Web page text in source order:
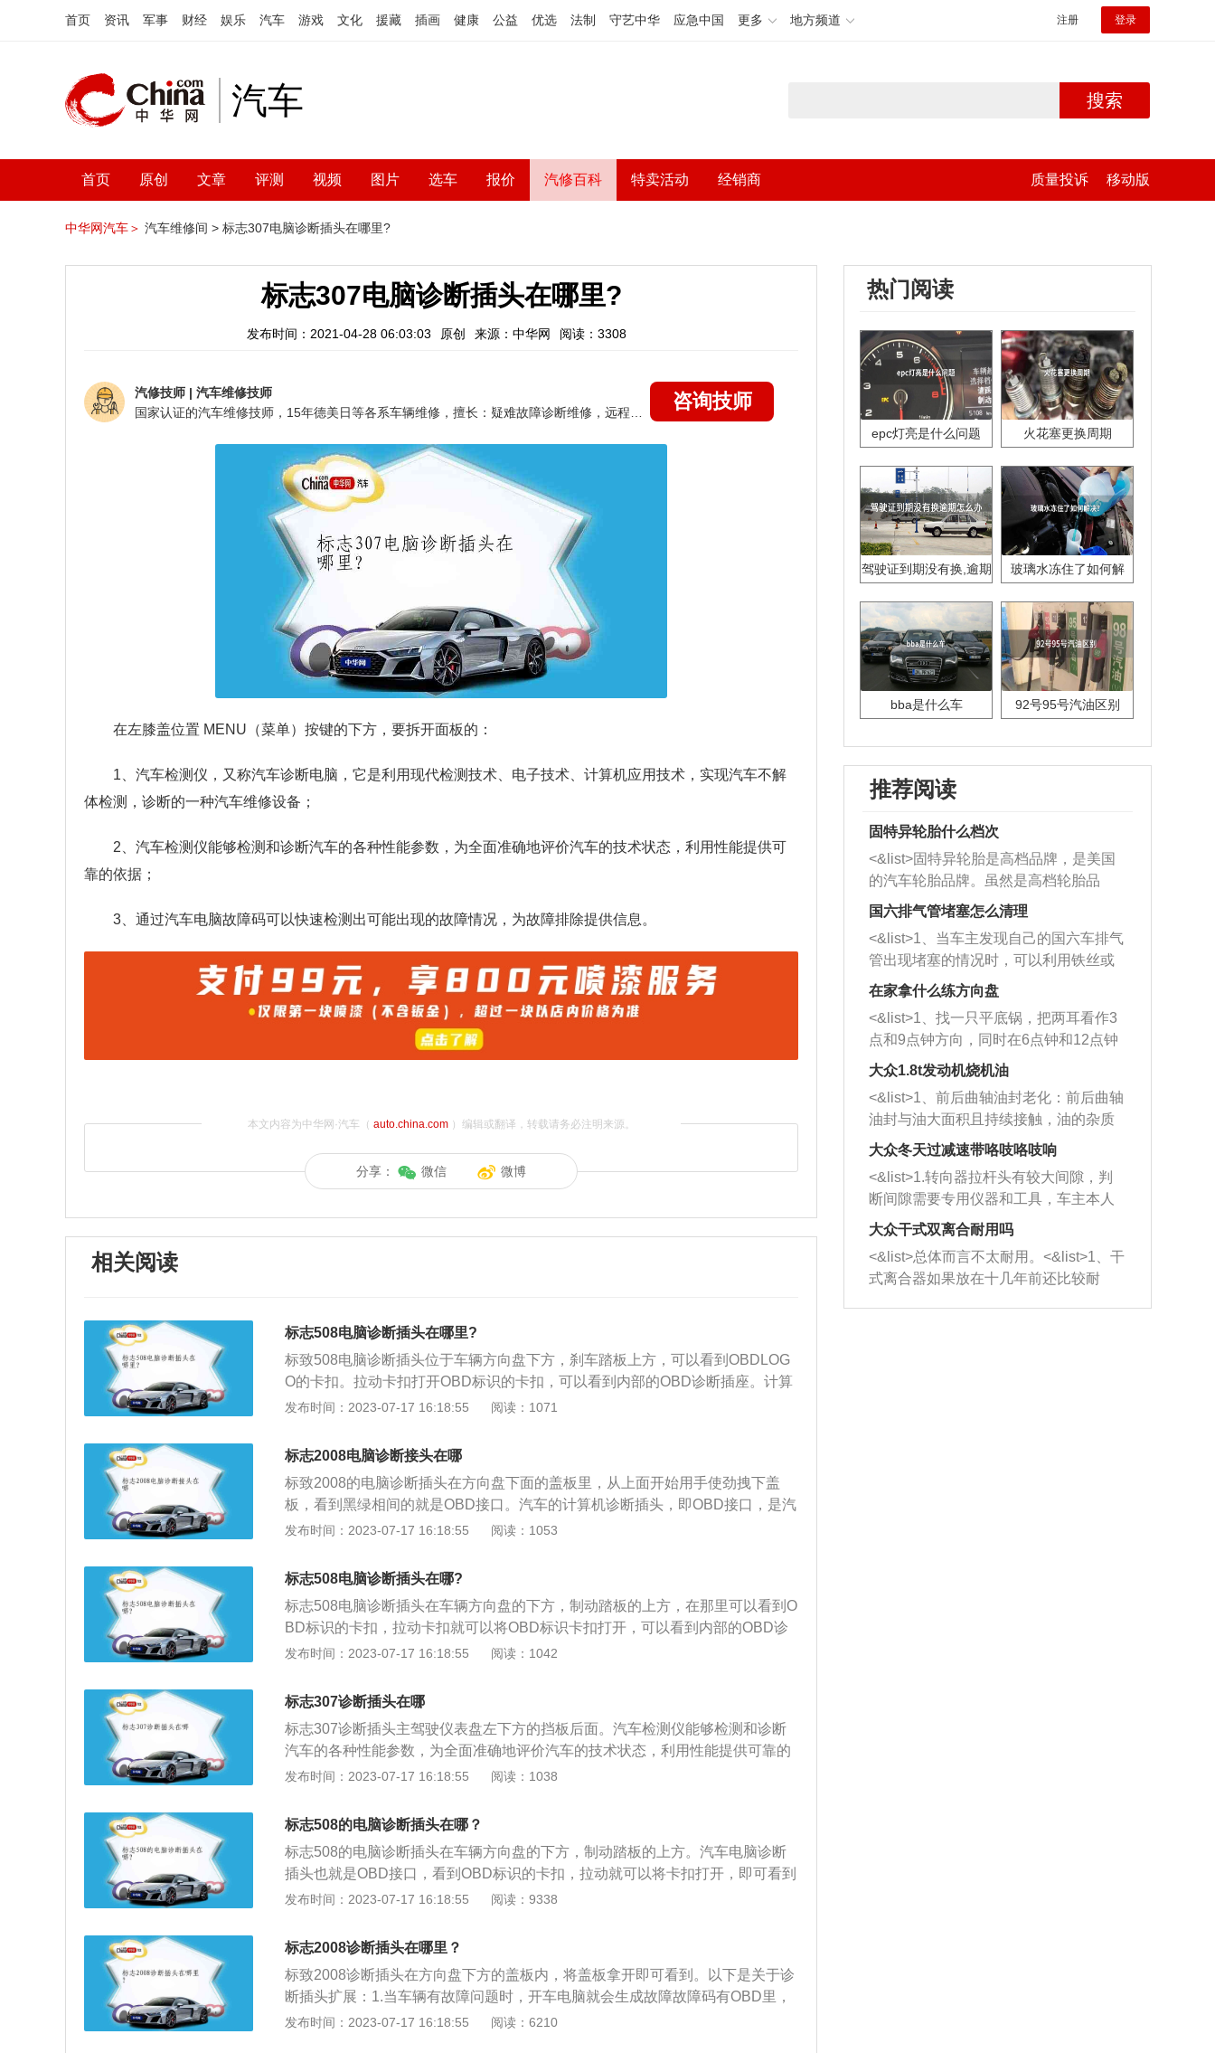
首页 资讯 军事 财经 娱乐 汽车 游戏 文化 援藏 插画 健康 公益 优选 法制 守艺中华 应急中国 更多 地方频道 注册 登录
汽车 搜索
首页 原创 文章 评测 视频 图片 选车 报价 汽修百科 特卖活动 经销商 质量投诉 移动版
中华网汽车＞ 汽车维修间 > 标志307电脑诊断插头在哪里?
标志307电脑诊断插头在哪里?
发布时间：2021-04-28 06:03:03 原创 来源：中华网 阅读：3308
汽修技师 | 汽车维修技师
咨询技师
在左膝盖位置 MENU（菜单）按键的下方，要拆开面板的：
1、汽车检测仪，又称汽车诊断电脑，它是利用现代检测技术、电子技术、计算机应用技术，实现汽车不解
体检测，诊断的一种汽车维修设备；
2、汽车检测仪能够检测和诊断汽车的各种性能参数，为全面准确地评价汽车的技术状态，利用性能提供可
靠的依据；
3、通过汽车电脑故障码可以快速检测出可能出现的故障情况，为故障排除提供信息。
本文内容为中华网·汽车（ auto.china.com）编辑或翻译，转载请务必注明来源。
分享： 微信 微博
相关阅读
标志508电脑诊断插头在哪里?
标致508电脑诊断插头位于车辆方向盘下方，刹车踏板上方，可以看到OBDLOG
O的卡扣。拉动卡扣打开OBD标识的卡扣，可以看到内部的OBD诊断插座。计算
机诊断插头也称为OBD接口。OBD是车载诊断的英文缩写，中文翻译为车载自动
标会立即发出警告。OBD装置监测许多系统和部件，包括发动机、催化转化器、
微粒捕集器、氧传感器、排放控制系统、燃油系统、EGR等。OBD通过各种与排
放相关的部件信息与电子控制单元相连。电子控制单元具有检测和分析排放相关
故障的功能。当发生排放故障时，电子控制单元记录故障信息和相关代码，并通
过故障灯发出警告，通知驾驶员。通过标准数据接口，电子控制单元确保故障信
发布时间：2023-07-17 16:18:55 阅读：1071
标志2008电脑诊断接头在哪
标致2008的电脑诊断插头在方向盘下面的盖板里，从上面开始用手使劲拽下盖
板，看到黑绿相间的就是OBD接口。汽车的计算机诊断插头，即OBD接口，是汽
车的自诊断系统。当汽车发生故障时，驾驶计算机会生成故障代码并将其存储在
是利用主板中BIOS内部自检程序的检测结果，通过代码—一显示出来，结合本书
的代码含义速查表就能很快地知道电脑故障所在。一般情况下，OBD接口也可以
作为电源，为车内其他电子设备供电，如导航、行车记录仪等。但需要注意的
是，电子设备不使用时，必须从OBD接口拔出，防止汽车电池掉电。
发布时间：2023-07-17 16:18:55 阅读：1053
标志508电脑诊断插头在哪?
标志508电脑诊断插头在车辆方向盘的下方，制动踏板的上方，在那里可以看到O
BD标识的卡扣，拉动卡扣就可以将OBD标识卡扣打开，可以看到内部的OBD诊
断插座。汽车电脑诊断插头也就是OBD接口，OBD是英文On-BoardDiagnostics
监控汽车是否尾气超标，一旦超标，会马上发出警示。OBD装置监测多个系统和
部件，包括发动机、催化转化器、颗粒捕集器、氧传感器、排放控制系统、燃油
系统、EGR等。OBD是通过各种与排放有关的部件信息，联接到电控单元（EC
U），ECU具备检测和分析与排放相关故障的功能。当出现排放故障时，ECU记
录故障信息和相关代码，并通过故障灯发出警告，告知驾驶员。ECU通过标准数
发布时间：2023-07-17 16:18:55 阅读：1042
标志307诊断插头在哪
标志307诊断插头主驾驶仪表盘左下方的挡板后面。汽车检测仪能够检测和诊断
汽车的各种性能参数，为全面准确地评价汽车的技术状态，利用性能提供可靠的
依据，通过汽车电脑故障码可以快速检测出可能出现的故障情况，为故障排除提
的。obd接口可以连接诊断电脑，当车辆出来某些故障问题时技师可以用诊断电
脑连接车辆的obd接口，这样子可以读取故障问题码。注意事项：查看制动系统
的磨损程度：高速路遇突发情况时，需要紧急制动，这对刹车系统的磨损是相当
严重的。乡间土路中行驶时，如刹车盘与刹车片之间夹杂有沙石等坚硬物质，在
采取制动时也会对刹车系统造成较大损耗。制动系统的保养主要是查看刹车有无
刹车的灵敏度不够，则需要及时调整。刹车片如果磨损过度，则要更换。
发布时间：2023-07-17 16:18:55 阅读：1038
标志508的电脑诊断插头在哪？
标志508的电脑诊断插头在车辆方向盘的下方，制动踏板的上方。汽车电脑诊断
插头也就是OBD接口，看到OBD标识的卡扣，拉动就可以将卡扣打开，即可看到
内部的OBD诊断插座。标志508是一款中型车，其车身尺寸长宽高分别为4826毫
涡轮增压发动机，最大功率分别是125kw、155kw，最大扭矩分别是250nm、30
0nm，匹配6挡手自一体和8挡手自一体变速箱。
发布时间：2023-07-17 16:18:55 阅读：9338
标志2008诊断插头在哪里？
标致2008诊断插头在方向盘下方的盖板内，将盖板拿开即可看到。以下是关于诊
断插头扩展：1.当车辆有故障问题时，开车电脑就会生成故障故障码有OBD里，
修理人员只需用专业的工具就可以将其读出来。2.OBD接口也可以做为电源给车
发布时间：2023-07-17 16:18:55 阅读：6210
热门阅读
epc灯亮是什么问题 火花塞更换周期
驾驶证到期没有换,逾期
玻璃水冻住了如何解
bba是什么车 92号95号汽油区别
推荐阅读
固特异轮胎什么档次
<&list>固特异轮胎是高档品牌，是美国
的汽车轮胎品牌。虽然是高档轮胎品
牌，但是中高低端的轮胎都有生产，这
也是为了更好的开拓市场。
国六排气管堵塞怎么清理
<&list>1、当车主发现自己的国六车排气
管出现堵塞的情况时，可以利用铁丝或
者是细棍，直接将杂物给取出来，如果
堵塞情况比较严重，也可以采取应急措
施。 <&list>2、直接利用木棍将所有的
杂物推到排气管里面的位置处，然后将
三元催化器拆解开，就可以将堵塞的东
西取出来。但如果是因为积碳过多引起
的堵塞，就需要将三元催化器泡在草酸
洗剂对堵塞的情况得到解决，将清洗剂
放在燃油箱中，与燃油混合后，车辆启
动时，就可以和汽油一起进入到燃烧
室，最后形成废气排出，就可以让三元
催化器得到清洗，排气管堵塞的情况就
能够得到解决。
在家拿什么练方向盘
<&list>1、找一只平底锅，把两耳看作3
点和9点钟方向，同时在6点钟和12点钟
方向做一个标记。 <&list>2、双手握住
一圈半的练习，往右同样也要打相同的
圈数。 <&list>3、最后强调要反复练
习，这样就可以形成肌肉记忆，在真实
驾驶车辆时，不需要记忆也能打好方
向。
大众1.8t发动机烧机油
<&list>1、前后曲轴油封老化：前后曲轴
油封与油大面积且持续接触，油的杂质
和发动机内持续温度变化使其密封效果
逐渐减弱，导致渗油或漏油。<&list>2、
活塞间隙过大：积碳会使活塞环与缸体
的间隙扩大，导致机油流入燃烧室中，
造成烧机油。<&list>3、机油粘度。使用
机油粘度过小的话，同样会有烧机油现
象，机油粘度过小具有很好的流动性，
大众冬天过减速带咯吱咯吱响
<&list>1.转向器拉杆头有较大间隙，判
断间隙需要专用仪器和工具，车主本人
无法制作，需要将车辆送到修理厂或4s
店；<&list>2.车辆半轴套管防尘罩破
裂，破裂后会出现漏油现象，使半轴磨
损严重，磨损的半轴容易损坏，产生异
响；<&list>3.稳定器的转向胶套和球头
大众干式双离合耐用吗
<&list>总体而言不太耐用。<&list>1、干
式离合器如果放在十几年前还比较耐